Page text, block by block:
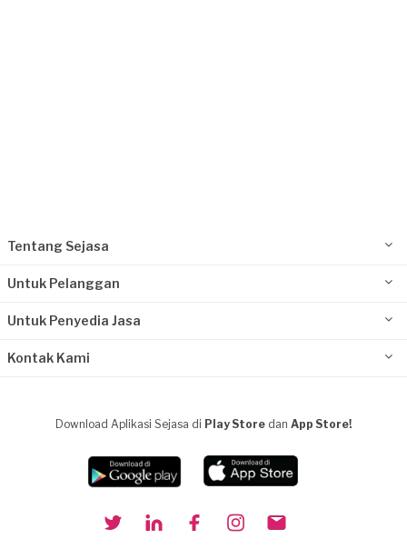
Tentang Sejasa
Untuk Pelanggan
Untuk Penyedia Jasa
Kontak Kami
Download Aplikasi Sejasa di Play Store dan App Store!